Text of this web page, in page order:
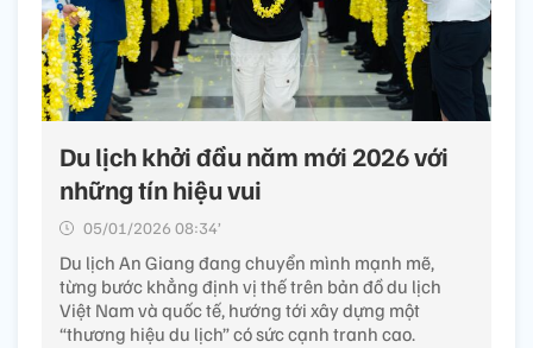
Du lịch khởi đầu năm mới 2026 với
những tín hiệu vui
05/01/2026 08:34’
Du lịch An Giang đang chuyển mình mạnh mẽ,
từng bước khẳng định vị thế trên bản đồ du lịch
Việt Nam và quốc tế, hướng tới xây dựng một
“thương hiệu du lịch” có sức cạnh tranh cao.